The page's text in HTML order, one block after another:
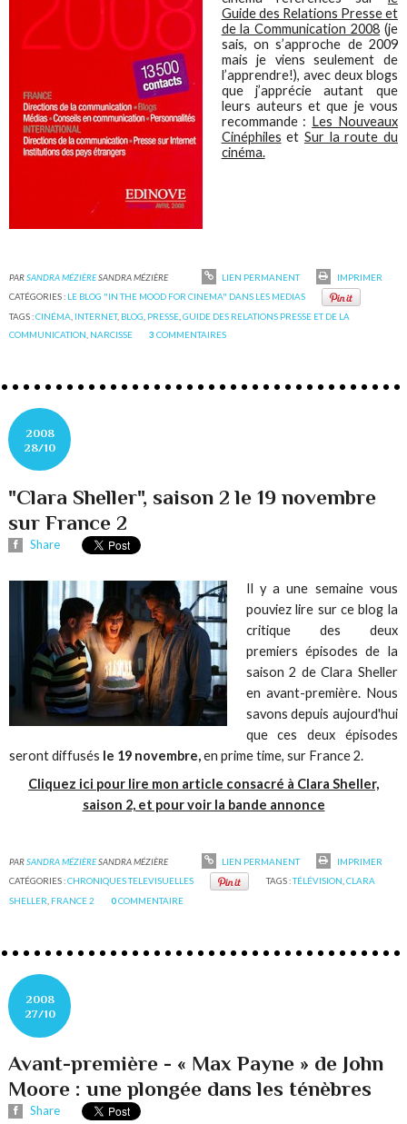
Guide des Relations Presse et
de la Communication 2008 (je
sais, on s’approche de 2009
mais je viens seulement de
l’apprendre!), avec deux blogs
que j’apprécie autant que
leurs auteurs et que je vous
recommande : Les Nouveaux
Cinéphiles et Sur la route du
cinéma.
PARSANDRA MÉZIÈRESANDRA MÉZIÈRE LIEN PERMANENT
IMPRIMER
CATÉGORIES : LE BLOG "IN THE MOOD FOR CINEMA" DANS LES MEDIAS
TAGS :CINÉMA INTERNET, BLOG PRESSE ,GUIDE DES RELATIONS PRESSE ET DE LA
COMMUNICATION NARCISSE 3 COMMENTAIRES
2008
28/10
"Clara Sheller", saison 2 le 19 novembre
sur France 2
Share
Il y a une semaine vous
pouviez lire sur ce blog la
critique des deux
premiers épisodes de la
saison 2 de Clara Sheller
en avant-première. Nous
savons depuis aujourd'hui
que ces deux épisodes
seront diffusés le 19 novembre,en prime time, sur France 2.
Cliquez ici pour lire mon article consacré à Clara Sheller,
saison 2, et pour voir la bande annonce
PARSANDRA MÉZIÈRESANDRA MÉZIÈRE LIEN PERMANENT
IMPRIMER
CATÉGORIES :CHRONIQUES TELEVISUELLES TAGS :TÉLÉVISION,CLARA
SHELLER, FRANCE 2 0COMMENTAIRE
2008
27/10
Avant-première - « Max Payne » de John
Moore : une plongée dans les ténèbres
Share